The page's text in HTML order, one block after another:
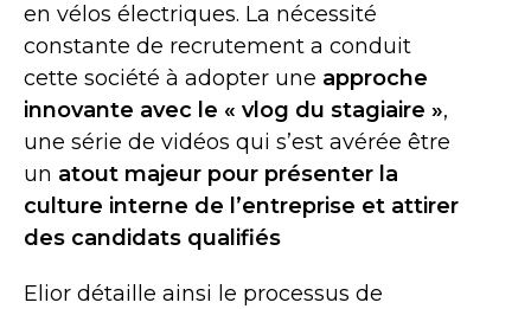
en vélos électriques. La nécessité
constante de recrutement a conduit
cette société à adopter une approche
innovante avec le « vlog du stagiaire »,
une série de vidéos qui s’est avérée être
un atout majeur pour présenter la
culture interne de l’entreprise et attirer
des candidats qualifiés
Elior détaille ainsi le processus de